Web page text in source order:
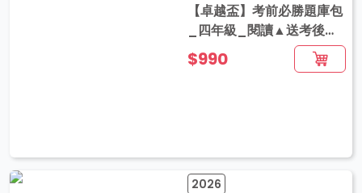
【卓越盃】考前必勝題庫包
_四年級_閱讀▲送考後影
音解題
$990
2026